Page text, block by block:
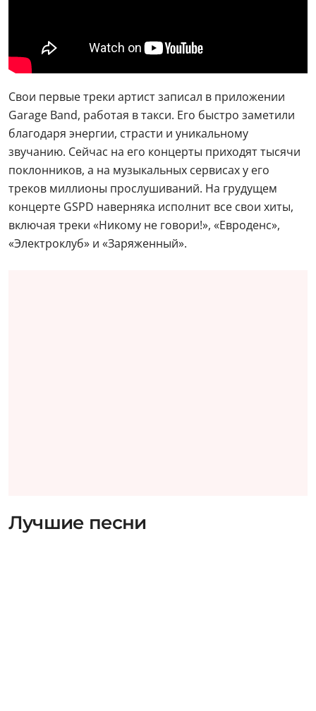
Свои первые треки артист записал в приложении
Garage Band, работая в такси. Его быстро заметили
благодаря энергии, страсти и уникальному
звучанию. Сейчас на его концерты приходят тысячи
поклонников, а на музыкальных сервисах у его
треков миллионы прослушиваний. На грудущем
концерте GSPD наверняка исполнит все свои хиты,
включая треки «Никому не говори!», «Евроденс»,
«Электроклуб» и «Заряженный».
Лучшие песни